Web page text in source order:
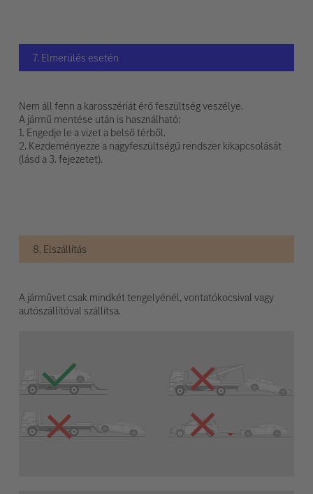
7. Elmerülés esetén
Nem áll fenn a karosszériát érő feszültség veszélye.
A jármű mentése után is használható:
1. Engedje le a vizet a belső térből.
2. Kezdeményezze a nagyfeszültségű rendszer kikapcsolását
(lásd a 3. fejezetet).
8. Elszállítás
A járművet csak mindkét tengelyénél, vontatókocsival vagy
autószállítóval szállítsa.